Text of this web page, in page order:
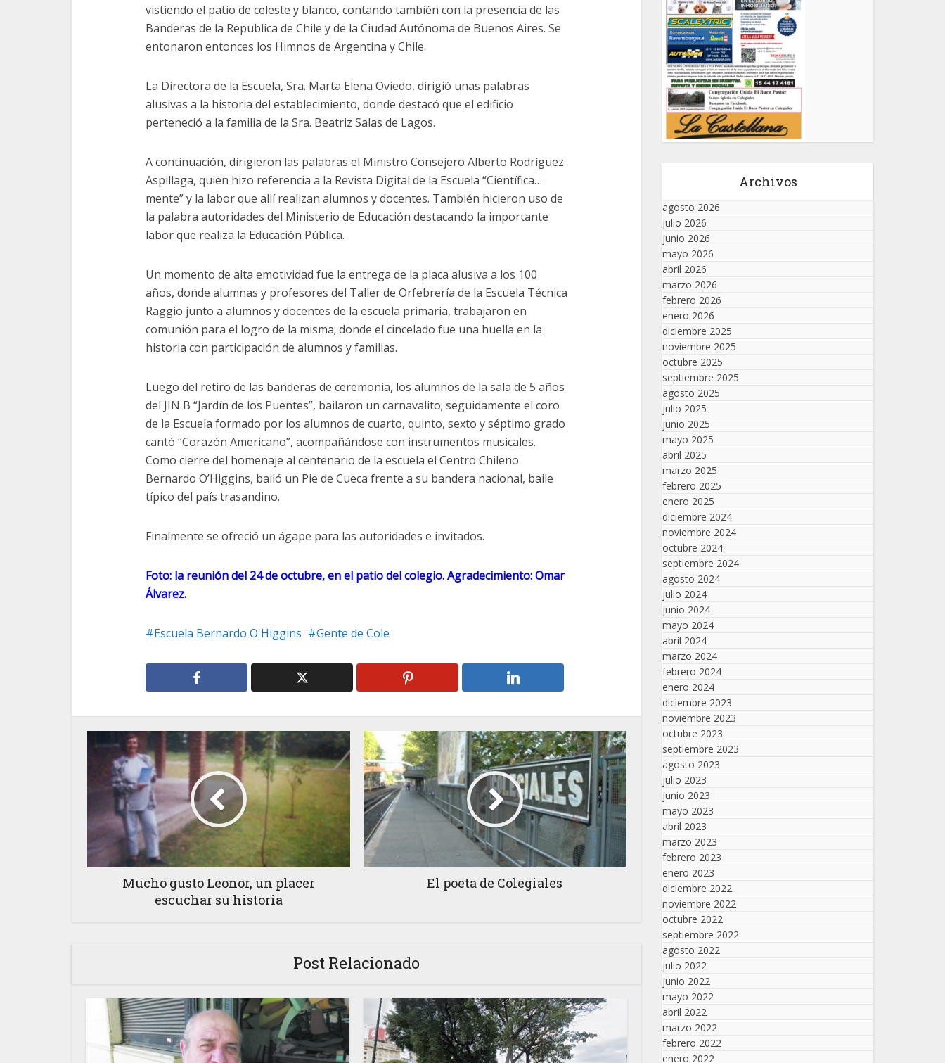
vistiendo el patio de celeste y blanco, contando también con la presencia de las
Banderas de la Republica de Chile y de la Ciudad Autónoma de Buenos Aires. Se
entonaron entonces los Himnos de Argentina y Chile.
La Directora de la Escuela, Sra. Marta Elena Oviedo, dirigió unas palabras
alusivas a la historia del establecimiento, donde destacó que el edificio
perteneció a la familia de la Sra. Beatriz Salas de Lagos.
A continuación, dirigieron las palabras el Ministro Consejero Alberto Rodríguez
Aspillaga, quien hizo referencia a la Revista Digital de la Escuela “Científica…
mente” y la labor que allí realizan alumnos y docentes. También hicieron uso de
la palabra autoridades del Ministerio de Educación destacando la importante
labor que realiza la Educación Pública.
Un momento de alta emotividad fue la entrega de la placa alusiva a los 100
años, donde alumnas y profesores del Taller de Orfebrería de la Escuela Técnica
Raggio junto a alumnos y docentes de la escuela primaria, trabajaron en
comunión para el logro de la misma; donde el cincelado fue una huella en la
historia con participación de alumnos y familias.
Luego del retiro de las banderas de ceremonia, los alumnos de la sala de 5 años
del JIN B “Jardín de los Puentes”, bailaron un carnavalito; seguidamente el coro
de la Escuela formado por los alumnos de cuarto, quinto, sexto y séptimo grado
cantó “Corazón Americano”, acompañándose con instrumentos musicales.
Como cierre del homenaje al centenario de la escuela el Centro Chileno
Bernardo O’Higgins, bailó un Pie de Cueca frente a su bandera nacional, baile
típico del país trasandino.
Finalmente se ofreció un ágape para las autoridades e invitados.
Foto: la reunión del 24 de octubre, en el patio del colegio. Agradecimiento: Omar
Álvarez.
Escuela Bernardo O'Higgins Gente de Cole
Mucho gusto Leonor, un placer
escuchar su historia
El poeta de Colegiales
Post Relacionado
Archivos
agosto 2026
julio 2026
junio 2026
mayo 2026
abril 2026
marzo 2026
febrero 2026
enero 2026
diciembre 2025
noviembre 2025
octubre 2025
septiembre 2025
agosto 2025
julio 2025
junio 2025
mayo 2025
abril 2025
marzo 2025
febrero 2025
enero 2025
diciembre 2024
noviembre 2024
octubre 2024
septiembre 2024
agosto 2024
julio 2024
junio 2024
mayo 2024
abril 2024
marzo 2024
febrero 2024
enero 2024
diciembre 2023
noviembre 2023
octubre 2023
septiembre 2023
agosto 2023
julio 2023
junio 2023
mayo 2023
abril 2023
marzo 2023
febrero 2023
enero 2023
diciembre 2022
noviembre 2022
octubre 2022
septiembre 2022
agosto 2022
julio 2022
junio 2022
mayo 2022
abril 2022
marzo 2022
febrero 2022
enero 2022